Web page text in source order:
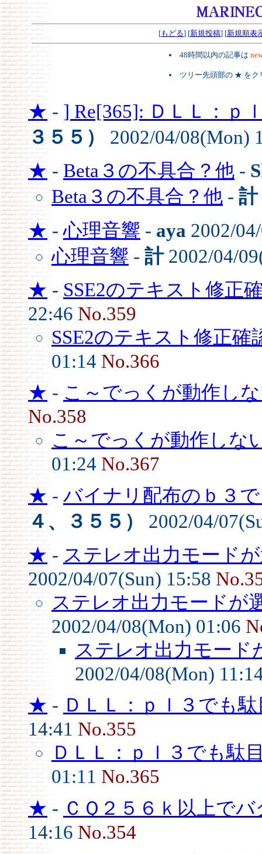
[もどる] [新規投稿] [新規順表
48時間以内の記事は
ツリー先頭部の ★ をク
★ - ] Re[365]: ＤＬＬ：ｐ
３５５）
2002/04/08(Mon)
★ - Beta３の不具合？他 -
Beta３の不具合？他 - 計
★ -心理音響 - aya 2002/
心理音響 - 計2002/04/
★ - SSE2のテキスト修正
22:46 No.359
SSE2のテキスト修正確
01:14 No.366
★ - こ～でっくが動作し
No.358
こ～でっくが動作しな
01:24 No.367
★ - バイナリ配布のｂ３
４、３５５）
2002/04/
★ - ステレオ出力モード
2002/04/07(Sun) 15:58
ステレオ出力モードが
2002/04/08(Mon) 01:06
ステレオ出力モード
2002/04/08(Mon)
★ - ＤＬＬ：ｐｌ３でも駄
14:41 No.355
ＤＬＬ：ｐｌ３でも駄
01:11 No.365
★ - ＣＱ２５６ｋ以上でバ
14:16 No.354